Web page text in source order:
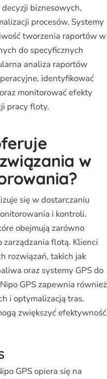
biznesowych,
procesów. Systemy
tworzenia raportów w
do specyficznych
analiza raportów
identyfikować
monitorować efekty
pracy floty.
w
się w dostarczaniu
i kontroli.
obejmują zarówno
zarządzania flotą. Klienci
rozwiązań, takich jak
oraz systemy GPS do
GPS zapewnia również
i optymalizacją tras.
zwiększyć efektywność
GPS opiera się na